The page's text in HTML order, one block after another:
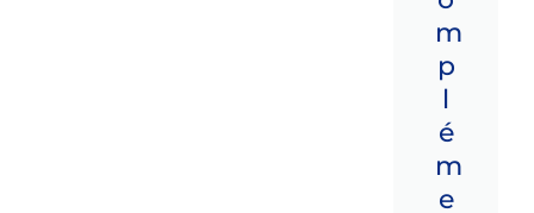
m
p
l
é
m
e